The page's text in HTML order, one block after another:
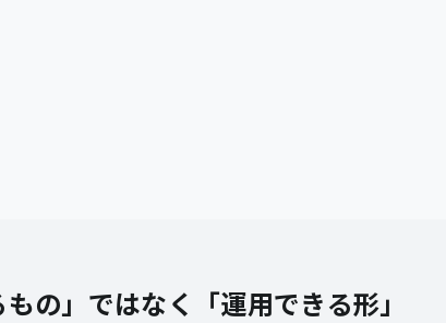
の」ではなく 「運用できる形」